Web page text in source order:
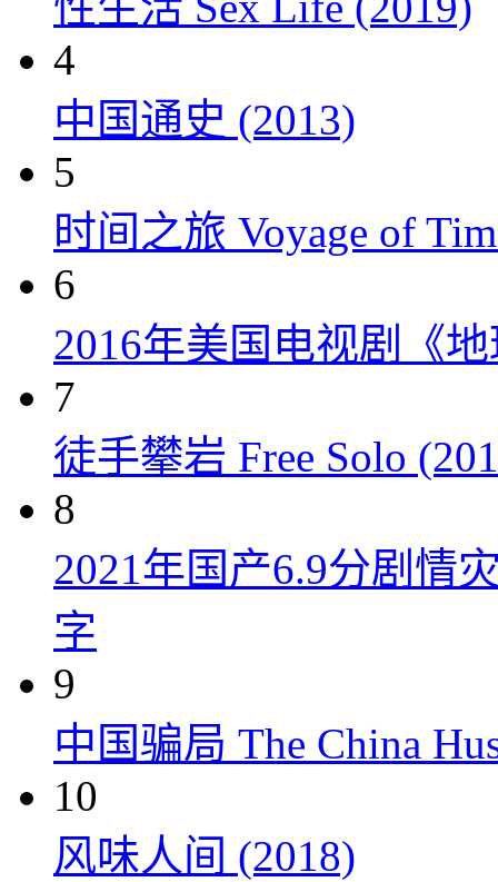
4
中国通史 (2013)
5
时间之旅 Voyage of
6
2016年美国电视剧《
7
徒手攀岩 Free Solo
8
2021年国产6.9分剧情
字
9
中国骗局 The China
10
风味人间 (2018)